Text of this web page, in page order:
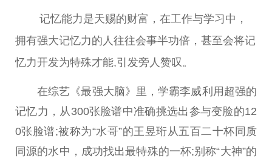
记忆能力是天赐的财富，在工作与学习 中，
拥有强大记忆力的人往往会事半功倍，甚至会将记
忆力开发为特殊才能,引发旁人赞叹。
在综艺《最强大脑》里，学霸李威利用超强的
记忆力，从300张脸谱中准确挑选出参与变脸的12
0张脸谱;被称为“水哥”的王昱珩从五百二十杯同质
同源的水中，成功找出最特殊的一杯;别称“大神”的